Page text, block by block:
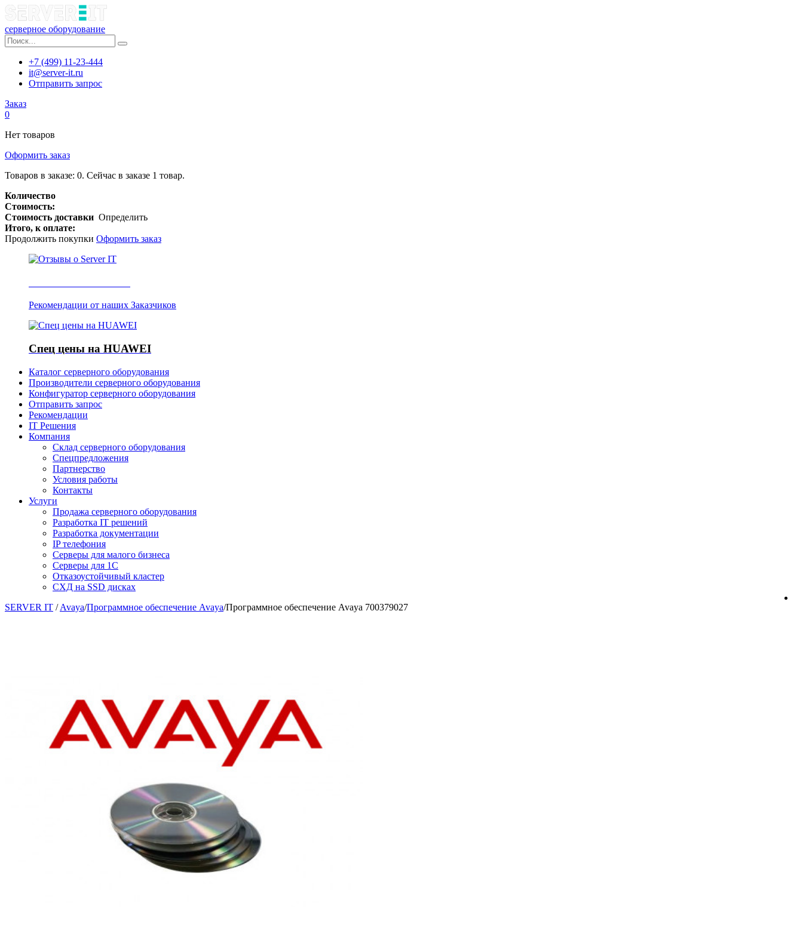
серверное оборудование
+7 (499) 11-23-444
it@server-it.ru
Отправить запрос
Заказ
0
Нет товаров
Оформить заказ
Товаров в заказе: 0. Сейчас в заказе 1 товар.
Количество
Стоимость:
Стоимость доставки Определить
Итого, к оплате:
Продолжить покупки Оформить заказ
Рекомендации от наших Заказчиков
Спец цены на HUAWEI
Каталог серверного оборудования
Производители серверного оборудования
Конфигуратор серверного оборудования
Отправить запрос
Рекомендации
IT Решения
Компания
Склад серверного оборудования
Спецпредложения
Партнерство
Условия работы
Контакты
Услуги
Продажа серверного оборудования
Разработка IT решений
Разработка документации
IP телефония
Серверы для малого бизнеса
Серверы для 1С
Отказоустойчивый кластер
СХД на SSD дисках
SERVER IT / Avaya/Программное обеспечение Avaya/Программное обеспечение Avaya 700379027